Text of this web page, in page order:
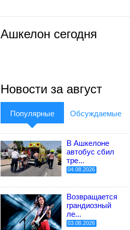
Ашкелон сегодня
Новости за август
Популярные Обсуждаемые
В Ашкелоне
автобус сбил
тре...
04.08.2026
Возвращается
грандиозный
ле...
03.08.2026